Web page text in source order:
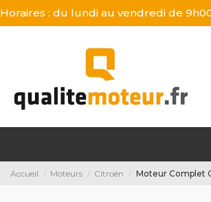
Horaires : du lundi au vendredi de 9h00
Accueil Moteurs Citroën Moteur Complet